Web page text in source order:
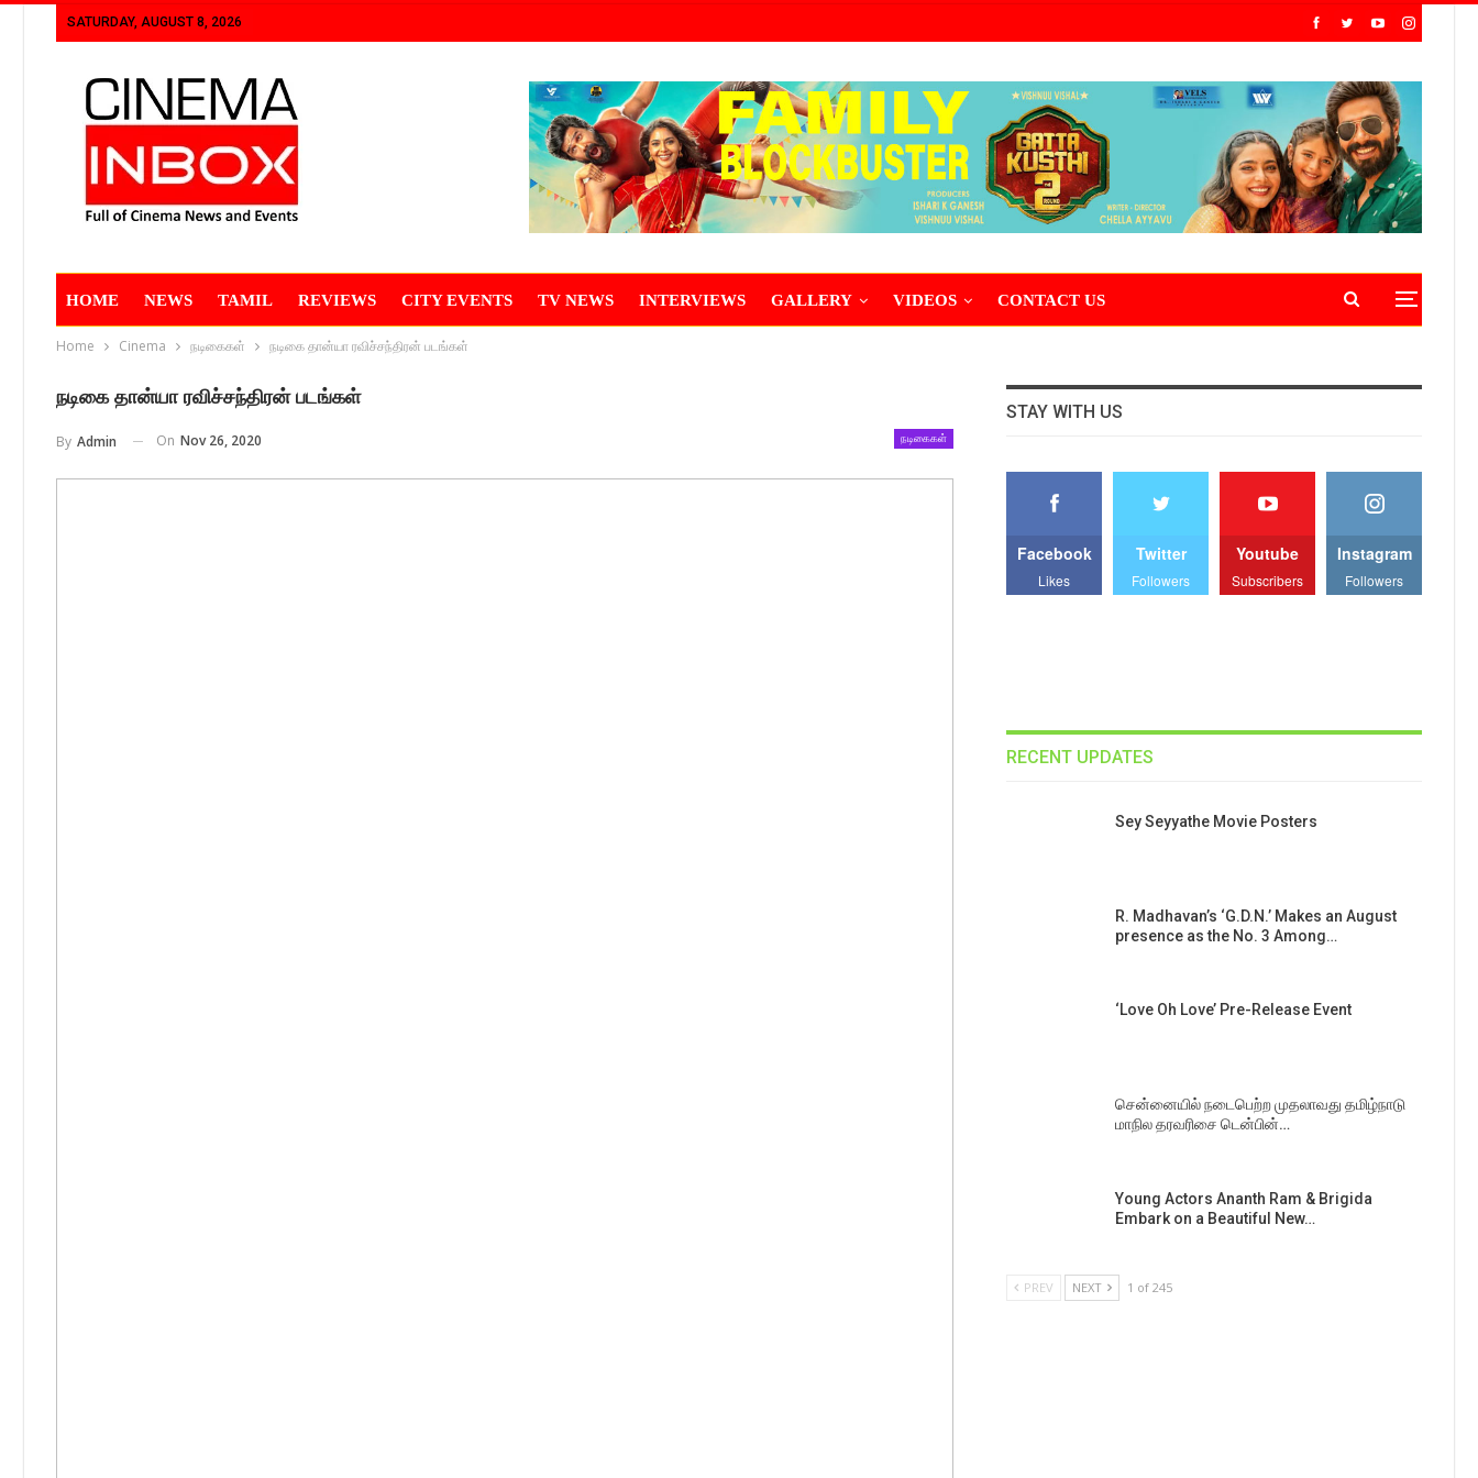
SATURDAY, AUGUST 8, 2026
HOME NEWS TAMIL REVIEWS CITY EVENTS TV NEWS INTERVIEWS GALLERY VIDEOS CONTACT US
Home Cinema நடிகைகள் நடிகை தான்யா ரவிச்சந்திரன் படங்கள்
நடிகை தான்யா ரவிச்சந்திரன் படங்கள்
நடிகைகள்
By Admin On Nov 26, 2020
STAY WITH US
Facebook
Likes
Twitter
Followers
Youtube
Subscribers
Instagram
Followers
RECENT UPDATES
Sey Seyyathe Movie Posters
R. Madhavan’s ‘G.D.N.’ Makes an August
presence as the No. 3 Among…
‘Love Oh Love’ Pre-Release Event
சென்னையில் நடைபெற்ற முதலாவது தமிழ்நாடு
மாநில தரவரிசை டென்பின்…
Young Actors Ananth Ram & Brigida
Embark on a Beautiful New…
PREV NEXT 1 of 245